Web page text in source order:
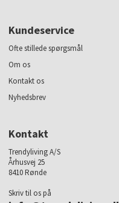
Kundeservice
Ofte stillede spørgsmål
Om os
Kontakt os
Nyhedsbrev
Kontakt
Trendyliving A/S
Århusvej 25
8410 Rønde
Skriv til os på